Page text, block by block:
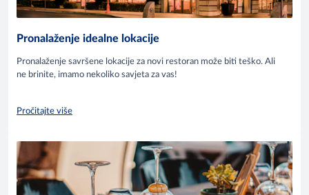
Pronalaženje idealne lokacije
Pronalaženje savršene lokacije za novi restoran može biti teško. Ali
ne brinite, imamo nekoliko savjeta za vas!
Pročitajte više